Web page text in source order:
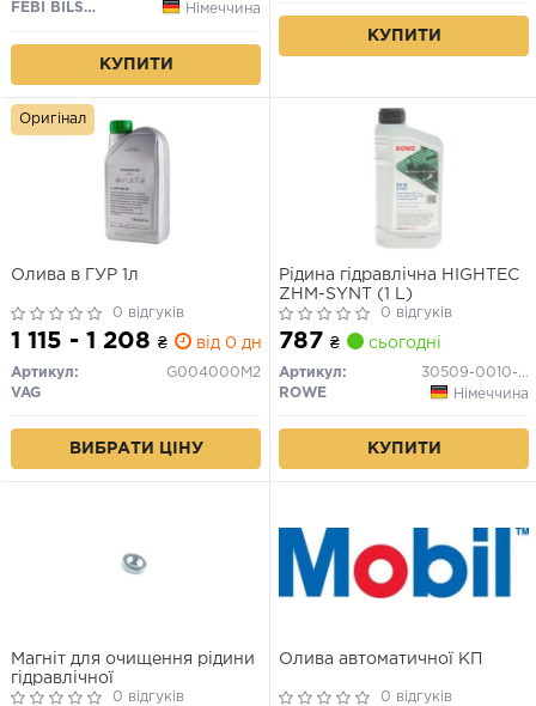
FEBI BILSTEIN
Німеччина
КУПИТИ
КУПИТИ
Олива в ГУР 1л
0 відгуків
1 115 - 1 208 ₴ від 0 дн.
Артикул:
G004000M2
VAG
ВИБРАТИ ЦІНУ
Оригінал
Рідина гідравлічна HIGHTEC
ZHM-SYNT (1 L)
0 відгуків
787 ₴ сьогодні
Артикул:
30509-0010-99
ROWE
Німеччина
КУПИТИ
Магніт для очищення рідини
гідравлічної
0 відгуків
Олива автоматичної КП
0 відгуків